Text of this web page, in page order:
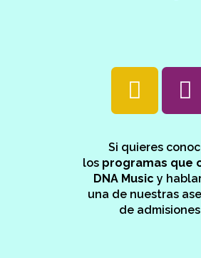
Si quieres
los programas que
DNA Music y
una de nuestras
de admisiones